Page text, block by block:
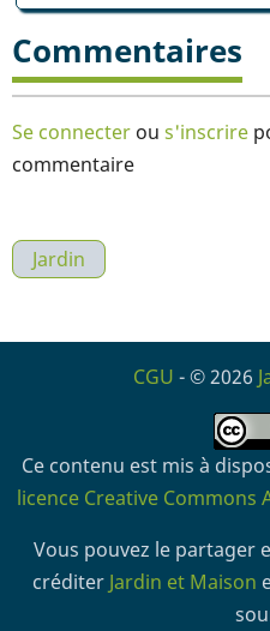
Commentaires
Se connecter ou s'inscrire
commentaire
Jardin
CGU - © 2026
Ce contenu est mis à
licence Creative
Vous pouvez le partager
créditer Jardin et Maison